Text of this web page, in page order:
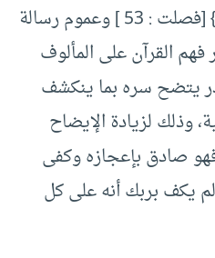
حتى يتبين لهم أنه الحق }‏ [‏فصلت :‏ ‏53 ] ‏وعموم رسالة
القرآن على المألوف
يتضح سره بما ينكشف
وذلك لزيادة الإيضاح
صادق بإعجازه وكفى
يكف بربك أنه على كل